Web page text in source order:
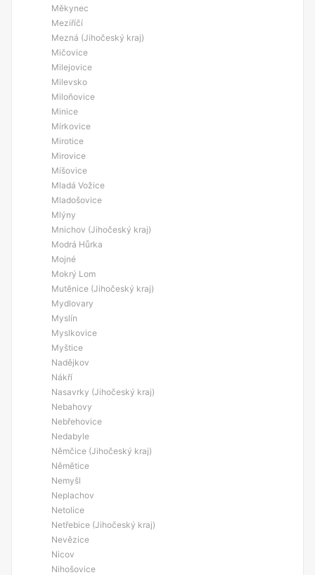
Měkynec
Meziříčí
Mezná (Jihočeský kraj)
Mičovice
Milejovice
Milevsko
Miloňovice
Minice
Mírkovice
Mirotice
Mirovice
Míšovice
Mladá Vožice
Mladošovice
Mlýny
Mnichov (Jihočeský kraj)
Modrá Hůrka
Mojné
Mokrý Lom
Mutěnice (Jihočeský kraj)
Mydlovary
Myslín
Myslkovice
Myštice
Nadějkov
Nákří
Nasavrky (Jihočeský kraj)
Nebahovy
Nebřehovice
Nedabyle
Němčice (Jihočeský kraj)
Němětice
Nemyšl
Neplachov
Netolice
Netřebice (Jihočeský kraj)
Nevězice
Nicov
Nihošovice